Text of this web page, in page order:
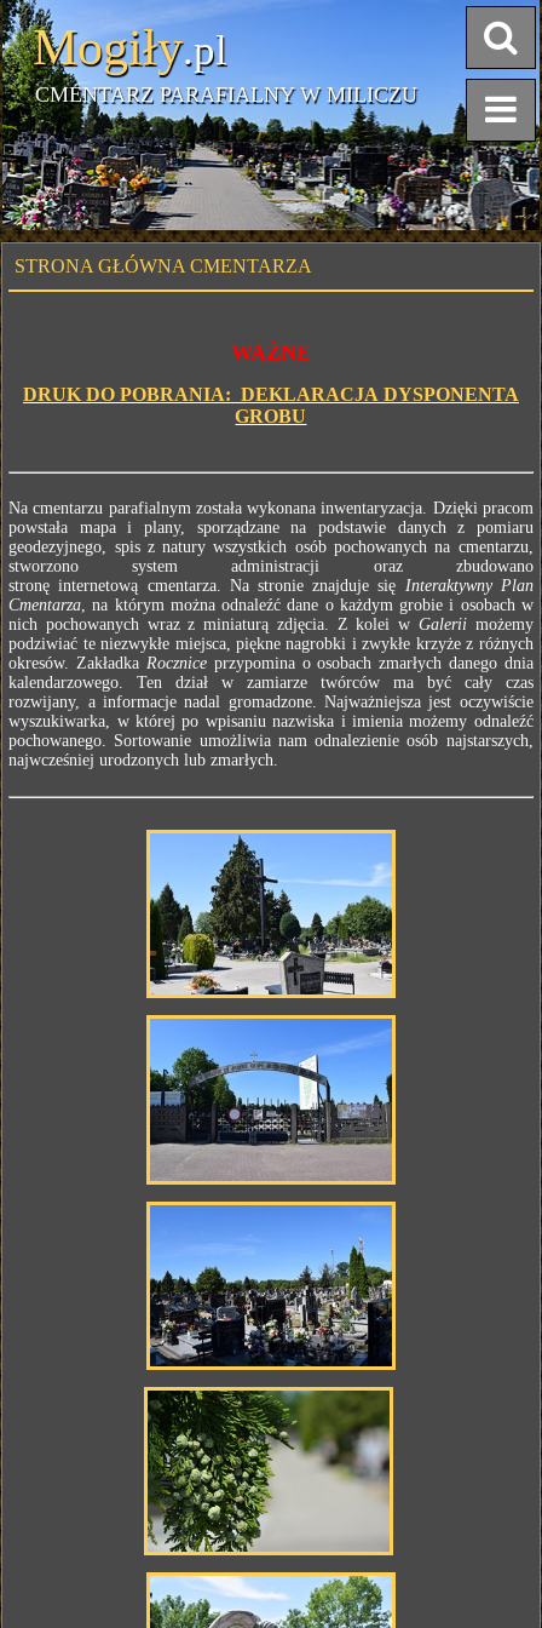
Mogiły.pl
CMENTARZ PARAFIALNY W MILICZU
STRONA GŁÓWNA CMENTARZA
WAŻNE
DRUK DO POBRANIA: DEKLARACJA DYSPONENTA
GROBU
Na cmentarzu parafialnym została wykonana inwentaryzacja. Dzięki pracom
powstała mapa i plany, sporządzane na podstawie danych z pomiaru
geodezyjnego, spis z natury wszystkich osób pochowanych na cmentarzu,
stworzono system administracji oraz zbudowano
stronę internetową cmentarza. Na stronie znajduje się Interaktywny Plan
Cmentarza, na którym można odnaleźć dane o każdym grobie i osobach w
nich pochowanych wraz z miniaturą zdjęcia. Z kolei w Galerii możemy
podziwiać te niezwykłe miejsca, piękne nagrobki i zwykłe krzyże z różnych
okresów. Zakładka Roczniceprzypomina o osobach zmarłych danego dnia
kalendarzowego. Ten dział w zamiarze twórców ma być cały czas
rozwijany, a informacje nadal gromadzone. Najważniejsza jest oczywiście
wyszukiwarka, w której po wpisaniu nazwiska i imienia możemy odnaleźć
pochowanego. Sortowanie umożliwia nam odnalezienie osób najstarszych,
najwcześniej urodzonych lub zmarłych.